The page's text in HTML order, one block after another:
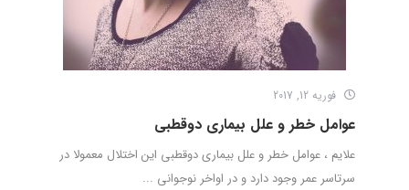
فوریه 12, 2017
عوامل خطر و علل بیماری دوقطبی
علایم ، عوامل خطر و علل بیماری دوقطبی این اختلال معمولا در
سرتاسر عمر وجود دارد و در اواخر نوجوانی ...